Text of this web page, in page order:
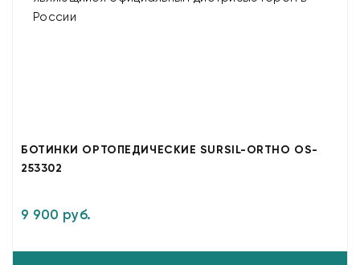
БОТИНКИ ОРТОПЕДИЧЕСКИЕ SURSIL-ORTHO OS-
253302
9 900 руб.